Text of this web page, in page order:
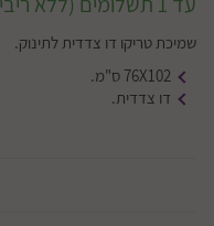
שמיכת טריקו דו צדדית לתינוק.
76X102 ס"מ.
דו צדדית.